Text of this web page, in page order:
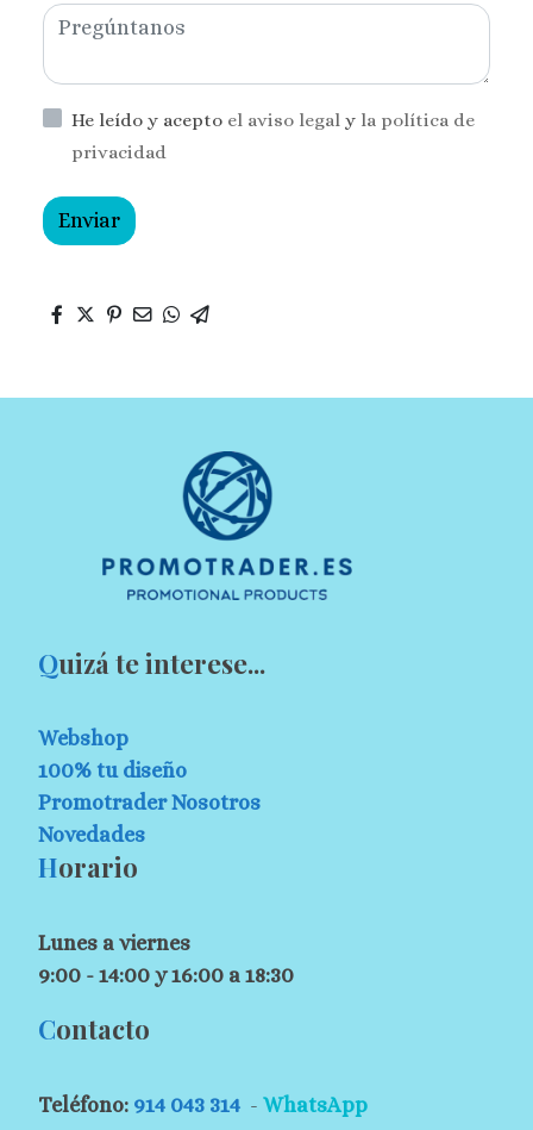
He leído y acepto el aviso legal y la política de
privacidad
Enviar
Quizá te interese...
Webshop
100% tu diseño
Promotrader Nosotros
Novedades
Horario
Lunes a viernes
9:00 - 14:00 y 16:00 a 18:30
Contacto
Teléfono: 914 043 314 - WhatsApp